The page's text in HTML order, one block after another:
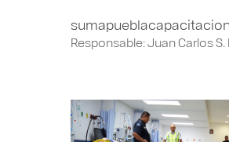
Responsable: Juan Carlos